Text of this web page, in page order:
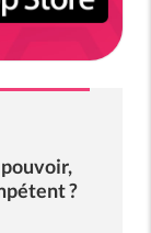
pouvoir,
?